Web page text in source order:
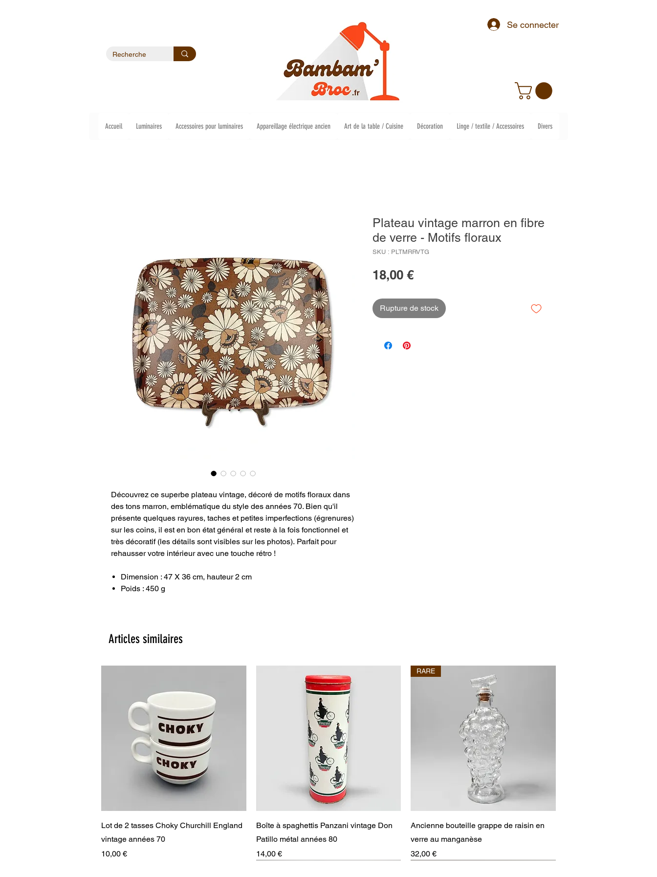
Se connecter
Accueil Luminaires Accessoires pour luminaires Appareillage électrique ancien Art de la table / Cuisine Décoration Linge / textile / Accessoires Divers
Découvrez ce superbe plateau vintage, décoré de motifs floraux dans
des tons marron, emblématique du style des années 70. Bien qu'il
présente quelques rayures, taches et petites imperfections (égrenures)
sur les coins, il est en bon état général et reste à la fois fonctionnel et
très décoratif (les détails sont visibles sur les photos). Parfait pour
rehausser votre intérieur avec une touche rétro !
Dimension : 47 X 36 cm, hauteur 2 cm
Poids : 450 g
Plateau vintage marron en fibre
de verre - Motifs floraux
SKU : PLTMRRVTG
18,00 €Prix
Rupture de stock
Articles similaires
Aperçu rapide
Lot de 2 tasses Choky Churchill England
vintage années 70
Prix
10,00 €
Aperçu rapide
Boîte à spaghettis Panzani vintage Don
Patillo métal années 80
Prix
14,00 €
Aperçu rapide
RARE
Ancienne bouteille grappe de raisin en
verre au manganèse
Prix
32,00 €